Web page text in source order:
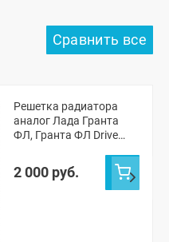
Решетка радиатора
аналог Лада Гранта
ФЛ, Гранта ФЛ Drive
2 000 руб.